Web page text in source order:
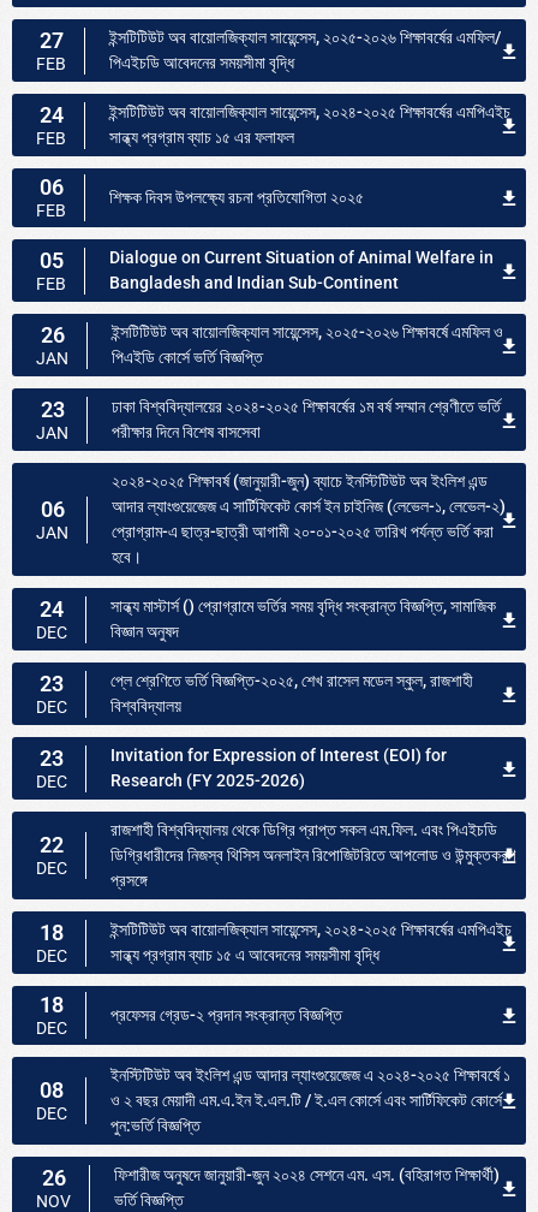
27
FEB
ইন্সটিটিউট অব বায়োলজিক্যাল সায়েন্সেস, ২০২৫-২০২৬ শিক্ষাবর্ষের এমফিল/
পিএইচডি আবেদনের সময়সীমা বৃদ্ধি
24
FEB
ইন্সটিটিউট অব বায়োলজিক্যাল সায়েন্সেস, ২০২৪-২০২৫ শিক্ষাবর্ষের এমপিএইচ
সান্ধ্য প্রগ্রাম ব্যাচ ১৫ এর ফলাফল
06
FEB
শিক্ষক দিবস উপলক্ষ্যে রচনা প্রতিযোগিতা ২০২৫
05
FEB
Dialogue on Current Situation of Animal Welfare in
Bangladesh and Indian Sub-Continent
26
JAN
ইন্সটিটিউট অব বায়োলজিক্যাল সায়েন্সেস, ২০২৫-২০২৬ শিক্ষাবর্ষে এমফিল ও
পিএইডি কোর্সে ভর্তি বিজ্ঞপ্তি
23
JAN
ঢাকা বিশ্ববিদ্যালয়ের ২০২৪-২০২৫ শিক্ষাবর্ষের ১ম বর্ষ সম্মান শ্রেণীতে ভর্তি
পরীক্ষার দিনে বিশেষ বাসসেবা
06
JAN
২০২৪-২০২৫ শিক্ষাবর্ষ (জানুয়ারী-জুন) ব্যাচে ইনস্টিটিউট অব ইংলিশ এন্ড
আদার ল্যাংগুয়েজেজ এ সার্টিফিকেট কোর্স ইন চাইনিজ (লেভেল-১, লেভেল-২)
প্রোগ্রাম-এ ছাত্র-ছাত্রী আগামী ২০-০১-২০২৫ তারিখ পর্যন্ত ভর্তি করা
হবে।
24
DEC
সান্ধ্য মাস্টার্স () প্রোগ্রামে ভর্তির সময় বৃদ্ধি সংক্রান্ত বিজ্ঞপ্তি, সামাজিক
বিজ্ঞান অনুষদ
23
DEC
প্লে শ্রেণিতে ভর্তি বিজ্ঞপ্তি-২০২৫, শেখ রাসেল মডেল স্কুল, রাজশাহী
বিশ্ববিদ্যালয়
23
DEC
Invitation for Expression of Interest (EOI) for
Research (FY 2025-2026)
22
DEC
রাজশাহী বিশ্ববিদ্যালয় থেকে ডিগ্রি প্রাপ্ত সকল এম.ফিল. এবং পিএইচডি
ডিগ্রিধারীদের নিজস্ব থিসিস অনলাইন রিপোজিটরিতে আপলোড ও উন্মুক্তকরণ
প্রসঙ্গে
18
DEC
ইন্সটিটিউট অব বায়োলজিক্যাল সায়েন্সেস, ২০২৪-২০২৫ শিক্ষাবর্ষের এমপিএইচ
সান্ধ্য প্রগ্রাম ব্যাচ ১৫ এ আবেদনের সময়সীমা বৃদ্ধি
18
DEC
প্রফেসর গ্রেড-২ প্রদান সংক্রান্ত বিজ্ঞপ্তি
08
DEC
ইনস্টিটিউট অব ইংলিশ এন্ড আদার ল্যাংগুয়েজেজ এ ২০২৪-২০২৫ শিক্ষাবর্ষে ১
ও ২ বছর মেয়াদী এম.এ.ইন ই.এল.টি / ই.এল কোর্সে এবং সার্টিফিকেট কোর্সে
পুন:ভর্তি বিজ্ঞপ্তি
26
NOV
ফিশারীজ অনুষদে জানুয়ারী-জুন ২০২৪ সেশনে এম. এস. (বহিরাগত শিক্ষার্থী)
ভর্তি বিজ্ঞপ্তি